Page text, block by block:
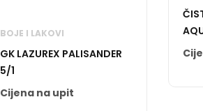
BOJE I LAKOVI
GK LAZUREX PALISANDER
5/1
Cijena na upit